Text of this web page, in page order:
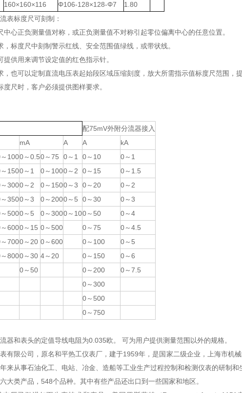
160×160×116 Φ106-128×128-Φ7
1.80
表标度尺可刻制：
心正负测量值对称，或正负测量值不对称引起零位偏离中心的任意位置。
标度尺中刻制警示红线、安全范围值绿线，或带状线。
供用来调节设定值的红色指示针。
也可以定制直流电压表起始段区域压缩刻度，放大所需指示值标度尺范围，
尺时，客户必须提供图样要求。
配75mV外附分流器接入
mA A A
kA
1000～0.50～75 0～1 0～10
0～1
1500～1 0～1000～2 0～15
0～1.5
3000～2 0～1500～3 0～20
0～2
3500～3 0～2000～5 0～30
0～3
5000～5 0～3000～100～50
0～4
6000～15 0～500 0～75
0～4.5
7000～20 0～600 0～100
0～5
8000～30 4～20 0～150
0～6
0～50 0～200
0～7.5
0～300
0～500
0～750
器和表头的定值导线电阻为0.035欧。 可为用户提供测量范围以外的规格。
表有限公司，原名和平热工仪表厂，建于1959年，是国家二级企业，上海市机
来从事石油化工、电站、冶金、造船等工业生产过程控制和检测仪表的研制
大类产品，548个品种。其中有些产品还出口到一些国家和地区。